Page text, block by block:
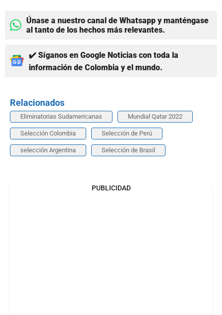
Únase a nuestro canal de Whatsapp y manténgase
al tanto de los hechos más relevantes.
✔️ Síganos en Google Noticias con toda la
información de Colombia y el mundo.
Relacionados
Eliminatorias Sudamericanas Mundial Qatar 2022
Selección Colombia Selección de Perú
selección Argentina Selección de Brasil
PUBLICIDAD